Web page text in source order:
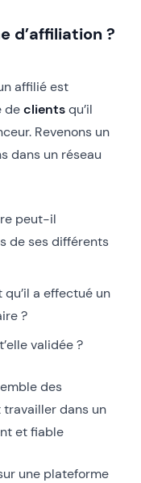
d’affiliation ?
affilié est
declientsqu’il
Revenons un
dans un réseau
peut-il
de ses différents
a effectué un
?
validée ?
des
dans un
et fiable
une plateforme